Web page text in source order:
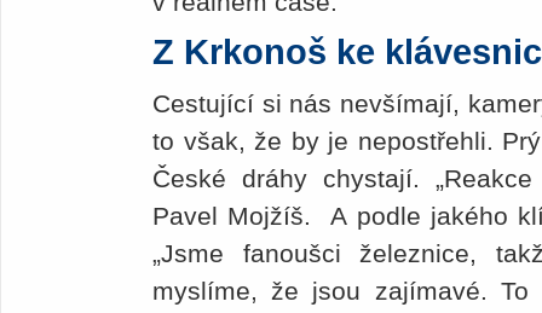
Z Krkonoš ke
Cestující si nás nevšímají,
to však, že by je nepostřehli.
České dráhy chystají.
Pavel Mojžíš. A podle jakého
„Jsme fanoušci železnice,
myslíme, že jsou zajímavé.